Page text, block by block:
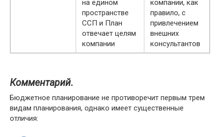
на едином
пространстве
ССП и План
отвечает целям
компании
компании, как
правило, с
привлечением
внешних
консультантов
Комментарий.
Бюджетное планирование не противоречит первым трем
видам планирования, однако имеет существенные
отличия: